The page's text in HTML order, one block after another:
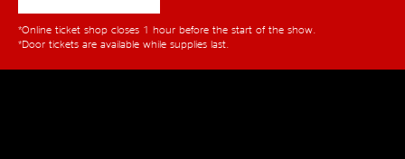
*Online ticket shop closes 1 hour before the start of the show.
*Door tickets are available while supplies last.